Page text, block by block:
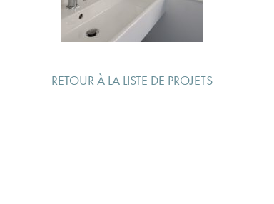
RETOUR À LA LISTE DE PROJETS